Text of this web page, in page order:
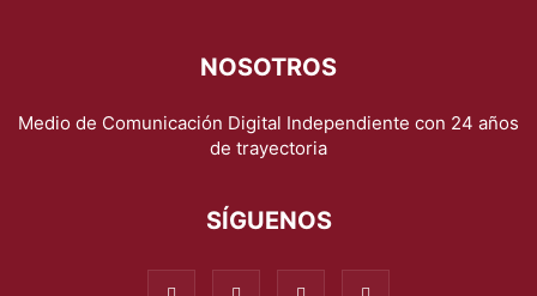
NOSOTROS
Medio de Comunicación Digital Independiente con 24 años
de trayectoria
SÍGUENOS